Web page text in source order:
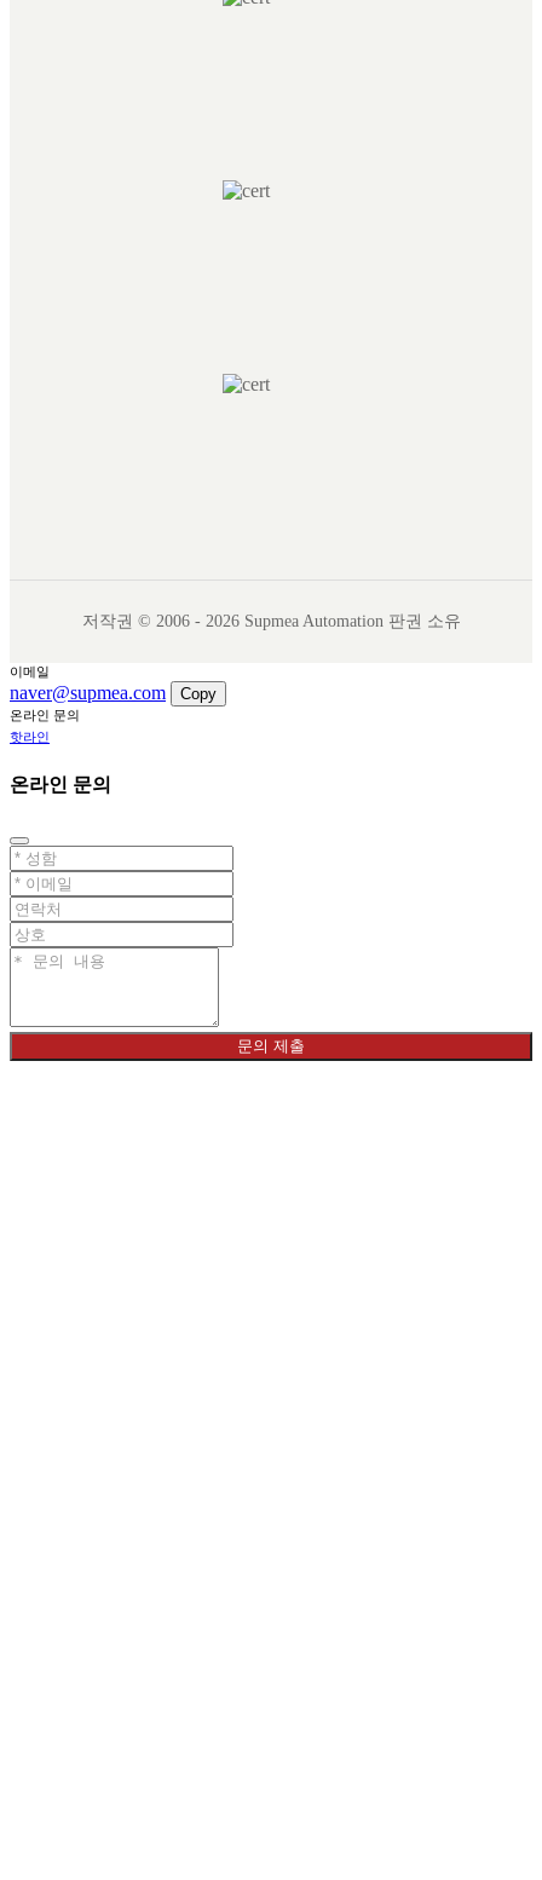
저작권 © 2006 - 2026 Supmea Automation 판권 소유
이메일
naver@supmea.com Copy
온라인 문의
핫라인
온라인 문의
문의 제출